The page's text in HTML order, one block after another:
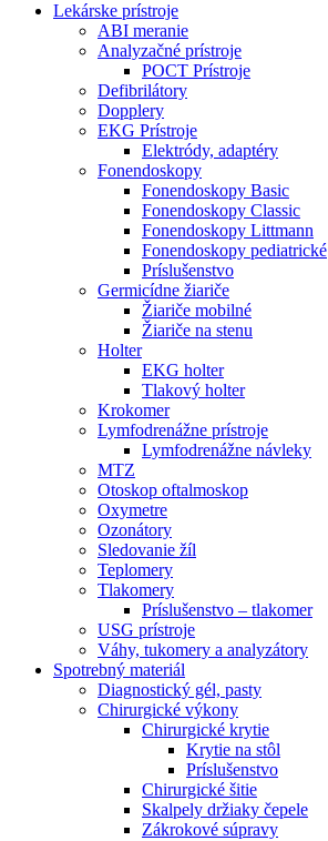
Lekárske prístroje
ABI meranie
Analyzačné prístroje
POCT Prístroje
Defibrilátory
Dopplery
EKG Prístroje
Elektródy, adaptéry
Fonendoskopy
Fonendoskopy Basic
Fonendoskopy Classic
Fonendoskopy Littmann
Fonendoskopy pediatrické
Príslušenstvo
Germicídne žiariče
Žiariče mobilné
Žiariče na stenu
Holter
EKG holter
Tlakový holter
Krokomer
Lymfodrenážne prístroje
Lymfodrenážne návleky
MTZ
Otoskop oftalmoskop
Oxymetre
Ozonátory
Sledovanie žíl
Teplomery
Tlakomery
Príslušenstvo – tlakomer
USG prístroje
Váhy, tukomery a analyzátory
Spotrebný materiál
Diagnostický gél, pasty
Chirurgické výkony
Chirurgické krytie
Krytie na stôl
Príslušenstvo
Chirurgické šitie
Skalpely držiaky čepele
Zákrokové súpravy